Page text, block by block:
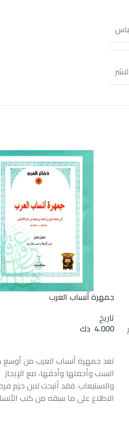
جمهرة أنساب العرب
تاريخ
4.000 دك
تعد جمهرة أنساب العرب من
النسب وأحفلها وأدقها، مع الإيجاز
والاستيعاب. فقد أتيحت لابن حزم
الاطلاع على ما سبقه من كتب